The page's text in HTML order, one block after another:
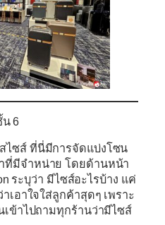
น 6
ไซส์ ที่นี่มีการจัดแบ่งโซน
ที่มีจำหน่าย โดยด้านหน้า
ระบุว่า มีไซส์อะไรบ้าง แค่
เอาใจใส่ลูกค้าสุดๆ เพราะ
เข้าไปถามทุกร้านว่ามีไซส์